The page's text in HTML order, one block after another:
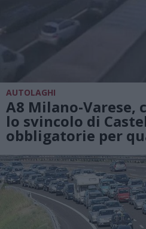
AUTOLAGHI
A8 Milano-Varese,
lo svincolo di
obbligatorie per